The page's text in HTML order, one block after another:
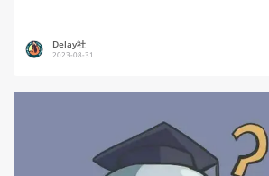
Delay社
2023-08-31